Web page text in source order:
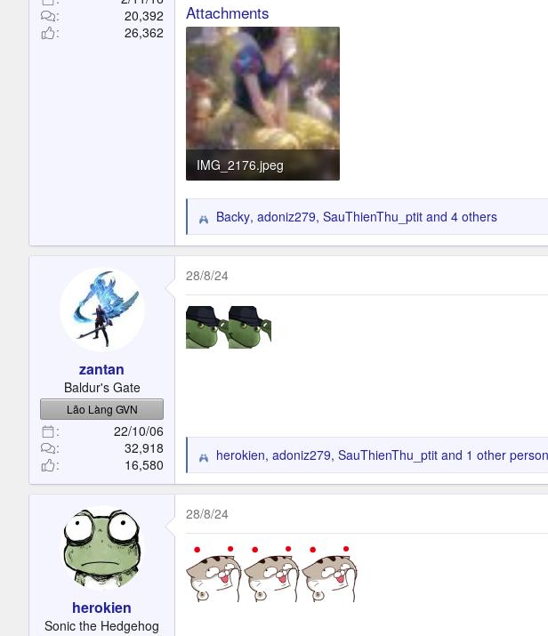
20,392
26,362
Attachments
IMG_2176.jpeg
199.1 KB · Đọc: 46
R
e
a
c
t
i
o
n
Backy, adoniz279, SauThienThu_ptit and 4 others
zantan
Baldur's Gate
Lão Làng GVN
22/10/06
32,918
16,580
28/8/24
R
e
a
c
t
i
o
n
s
herokien, adoniz279, SauThienThu_ptit and 1 other person
herokien
Sonic the Hedgehog
28/8/24